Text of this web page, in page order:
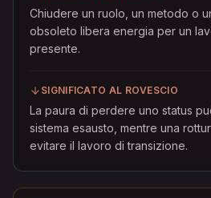
Chiudere un ruolo, un metodo o
obsoleto libera energia per un
presente.
SIGNIFICATO AL ROVESCIO
La paura di perdere uno status
sistema esausto, mentre una
evitare il lavoro di transizione.